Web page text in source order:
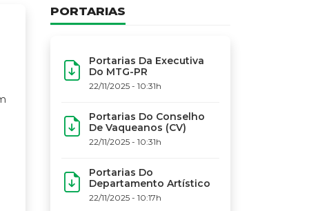
PORTARIAS
Portarias Da Executiva
Do MTG-PR
22/11/2025 - 10:31h
Portarias Do Conselho
De Vaqueanos (CV)
22/11/2025 - 10:31h
Portarias Do
Departamento Artístico
22/11/2025 - 10:17h